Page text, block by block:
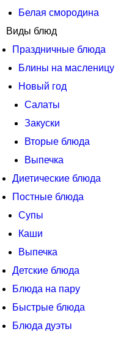
Белая смородина
Виды блюд
Праздничные блюда
Блины на масленицу
Новый год
Салаты
Закуски
Вторые блюда
Выпечка
Диетические блюда
Постные блюда
Супы
Каши
Выпечка
Детские блюда
Блюда на пару
Быстрые блюда
Блюда дуэты